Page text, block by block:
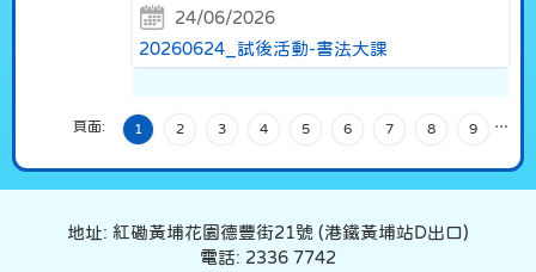
24/06/2026
20260624_試後活動-書法大課
頁面: 1 2 3 4 5 6 7 8 9 …
地址: 紅磡黃埔花園德豐街21號 (港鐵黃埔站D出口)
電話: 2336 7742